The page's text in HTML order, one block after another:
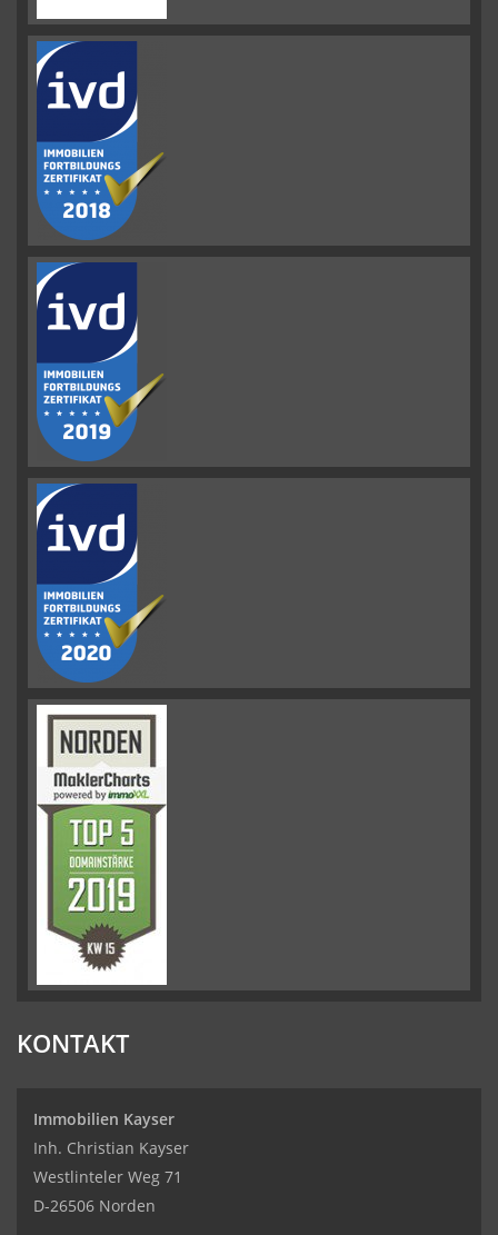
KONTAKT
Immobilien Kayser
Inh. Christian Kayser
Westlinteler Weg 71
D-26506 Norden